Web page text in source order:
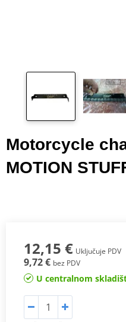
Motorcycle
MOTION
12,15 € Uključuje PDV
9,72 € bez PDV
U centralnom